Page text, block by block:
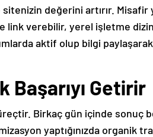
değerini artırır. Misafir
link verebilir, yerel işletme
aktif olup bilgi
Başarıyı Getirir
Birkaç gün içinde sonuç
yaptığınızda organik